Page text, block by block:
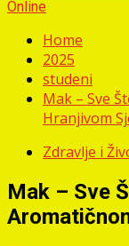
Online
Home
2025
studeni
Mak – Sve
Hranjivom
Zdravlje i
Mak – Sve